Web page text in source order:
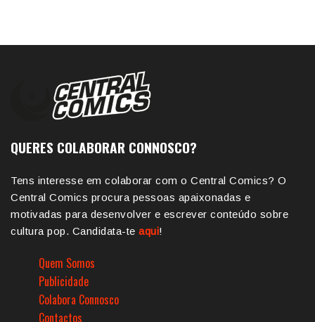
QUERES COLABORAR CONNOSCO?
Tens interesse em colaborar com o Central Comics? O
Central Comics procura pessoas apaixonadas e
motivadas para desenvolver e escrever conteúdo sobre
cultura pop. Candidata-te aqui!
Quem Somos
Publicidade
Colabora Connosco
Contactos